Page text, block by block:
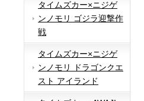
タイムズカー×ニジゲ
ンノモリ ゴジラ迎撃作
戦
タイムズカー×ニジゲ
ンノモリ ドラゴンクエ
スト アイランド